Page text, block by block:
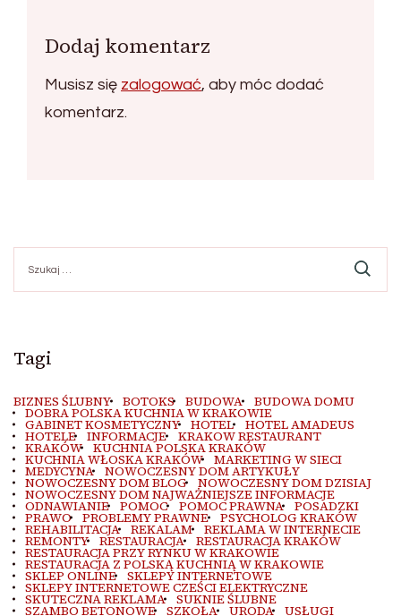
Dodaj komentarz
Musisz się zalogować, aby móc dodać
komentarz.
Tagi
BIZNES ŚLUBNY BOTOKS BUDOWA BUDOWA DOMU
DOBRA POLSKA KUCHNIA W KRAKOWIE
GABINET KOSMETYCZNY HOTEL HOTEL AMADEUS
HOTELE INFORMACJE KRAKOW RESTAURANT
KRAKÓW KUCHNIA POLSKA KRAKÓW
KUCHNIA WŁOSKA KRAKÓW MARKETING W SIECI
MEDYCYNA NOWOCZESNY DOM ARTYKUŁY
NOWOCZESNY DOM BLOG NOWOCZESNY DOM DZISIAJ
NOWOCZESNY DOM NAJWAŻNIEJSZE INFORMACJE
ODNAWIANIE POMOC POMOC PRAWNA POSADZKI
PRAWO PROBLEMY PRAWNE PSYCHOLOG KRAKÓW
REHABILITACJA REKALAM REKLAMA W INTERNECIE
REMONTY RESTAURACJA RESTAURACJA KRAKÓW
RESTAURACJA PRZY RYNKU W KRAKOWIE
RESTAURACJA Z POLSKĄ KUCHNIĄ W KRAKOWIE
SKLEP ONLINE SKLEPY INTERNETOWE
SKLEPY INTERNETOWE CZEŚCI ELEKTRYCZNE
SKUTECZNA REKLAMA SUKNIE ŚLUBNE
SZAMBO BETONOWE SZKOŁA URODA USŁUGI